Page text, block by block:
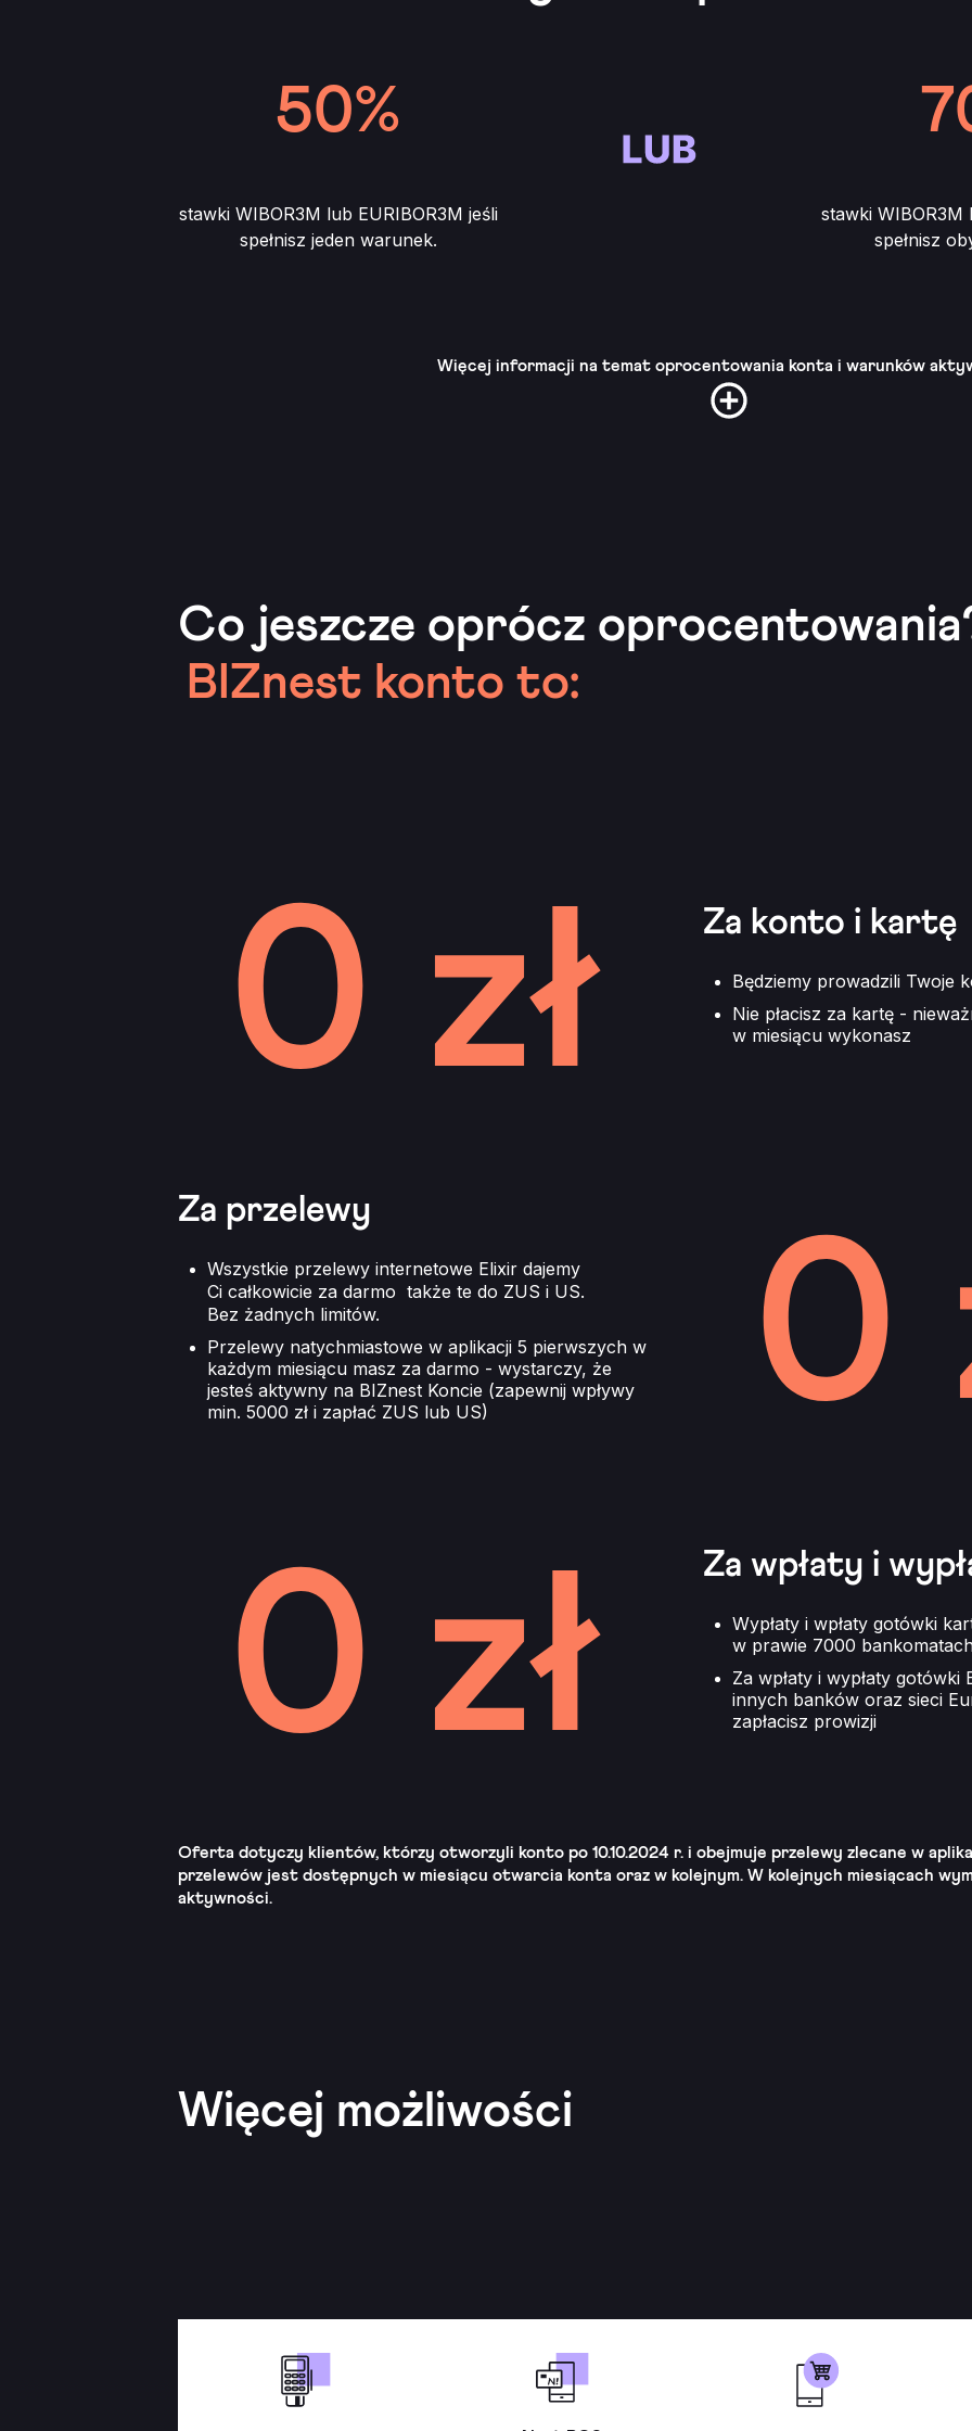
50%
stawki WIBOR3M lub EURIBOR3M jeśli
spełnisz jeden warunek.
stawki WIBOR3M
spełnisz
Więcej informacji na temat oprocentowania konta i warunków
Co jeszcze oprócz
BIZnest konto to:
Za konto i kartę
Będziemy prowadzili Twoje
Nie płacisz za kartę -
w miesiącu wykonasz
Za przelewy
Wszystkie przelewy internetowe Elixir dajemy
Ci całkowicie za darmo także te do ZUS i US.
Bez żadnych limitów.
Przelewy natychmiastowe w aplikacji 5 pierwszych w
każdym miesiącu masz za darmo - wystarczy, że
jesteś aktywny na BIZnest Koncie (zapewnij wpływy
min. 5000 zł i zapłać ZUS lub US)
Za wpłaty i
Wypłaty i wpłaty gotówki
w prawie 7000
Za wpłaty i wypłaty
innych banków oraz sieci
zapłacisz prowizji
Oferta dotyczy klientów, którzy otworzyli konto po 10.10.2024 r. i obejmuje przelewy zlecane w
przelewów jest dostępnych w miesiącu otwarcia konta oraz w kolejnym. W kolejnych miesiącach
aktywności.
Więcej możliwości
możliwość płatności kartą lub
telefonem. Nawet 0 zł za
dzierżawę terminala i bez prowizji
klientów na swoim telefonie. Do
przyjmowania płatności nie
potrzebujesz dodatkowego
w Twoim sklepie internetowym.
Dowiedz się więcej ↗